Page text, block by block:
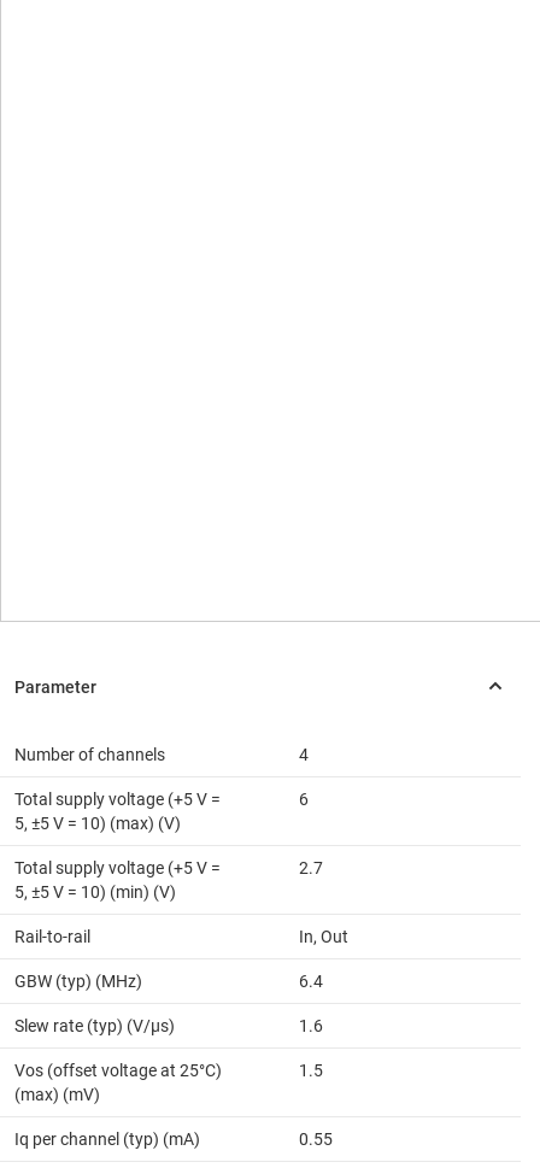
Number of channels 4
Total supply voltage (+5 V =
5, ±5 V = 10) (max) (V)
6
Total supply voltage (+5 V =
5, ±5 V = 10) (min) (V)
2.7
Rail-to-rail In, Out
GBW (typ) (MHz) 6.4
Slew rate (typ) (V/µs) 1.6
Vos (offset voltage at 25°C)
(max) (mV)
1.5
Iq per channel (typ) (mA) 0.55